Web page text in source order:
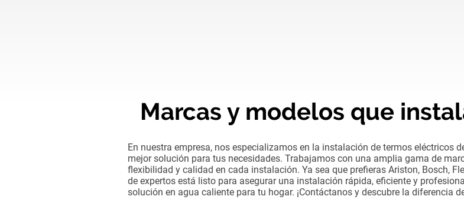
Marcas y modelos que
En nuestra empresa, nos especializamos en la instalación de termos eléctricos
mejor solución para tus necesidades. Trabajamos con una amplia gama de
flexibilidad y calidad en cada instalación. Ya sea que prefieras Ariston, Bosch,
de expertos está listo para asegurar una instalación rápida, eficiente y
solución en agua caliente para tu hogar. ¡Contáctanos y descubre la diferencia